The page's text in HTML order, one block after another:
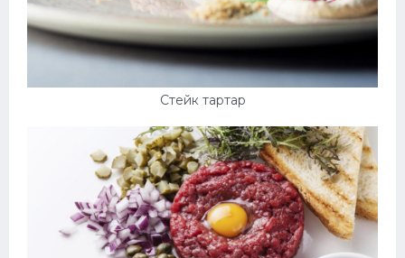
Стейк тартар